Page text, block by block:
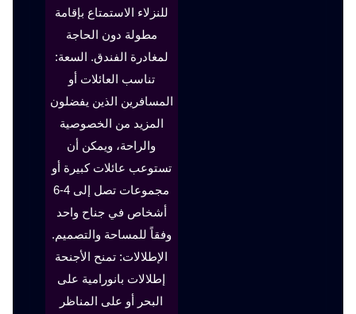
للنزلاء الاستمتاع بإقامة
مطولة دون الحاجة
لمغادرة الفندق. السعة:
تناسب العائلات أو
المسافرين الذين يفضلون
المزيد من الخصوصية
والراحة، ويمكن أن
تستوعب عائلات كبيرة أو
مجموعات تصل إلى 4-6
أشخاص في جناح واحد
وفقاً للمساحة والتصميم.
الإطلالات: تمنح الأجنحة
إطلالات بانورامية على
البحر أو على المناظر